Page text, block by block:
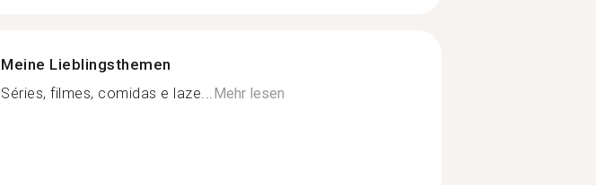
Meine Lieblingsthemen
Séries, filmes, comidas e laze...Mehr lesen